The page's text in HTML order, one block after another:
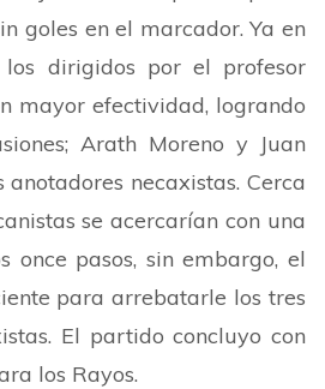
goles en el marcador. Ya en
dirigidos por el profesor
mayor efectividad, logrando
Arath Moreno y Juan
anotadores necaxistas. Cerca
se acercarían con una
once pasos, sin embargo, el
para arrebatarle los tres
El partido concluyo con
los Rayos.